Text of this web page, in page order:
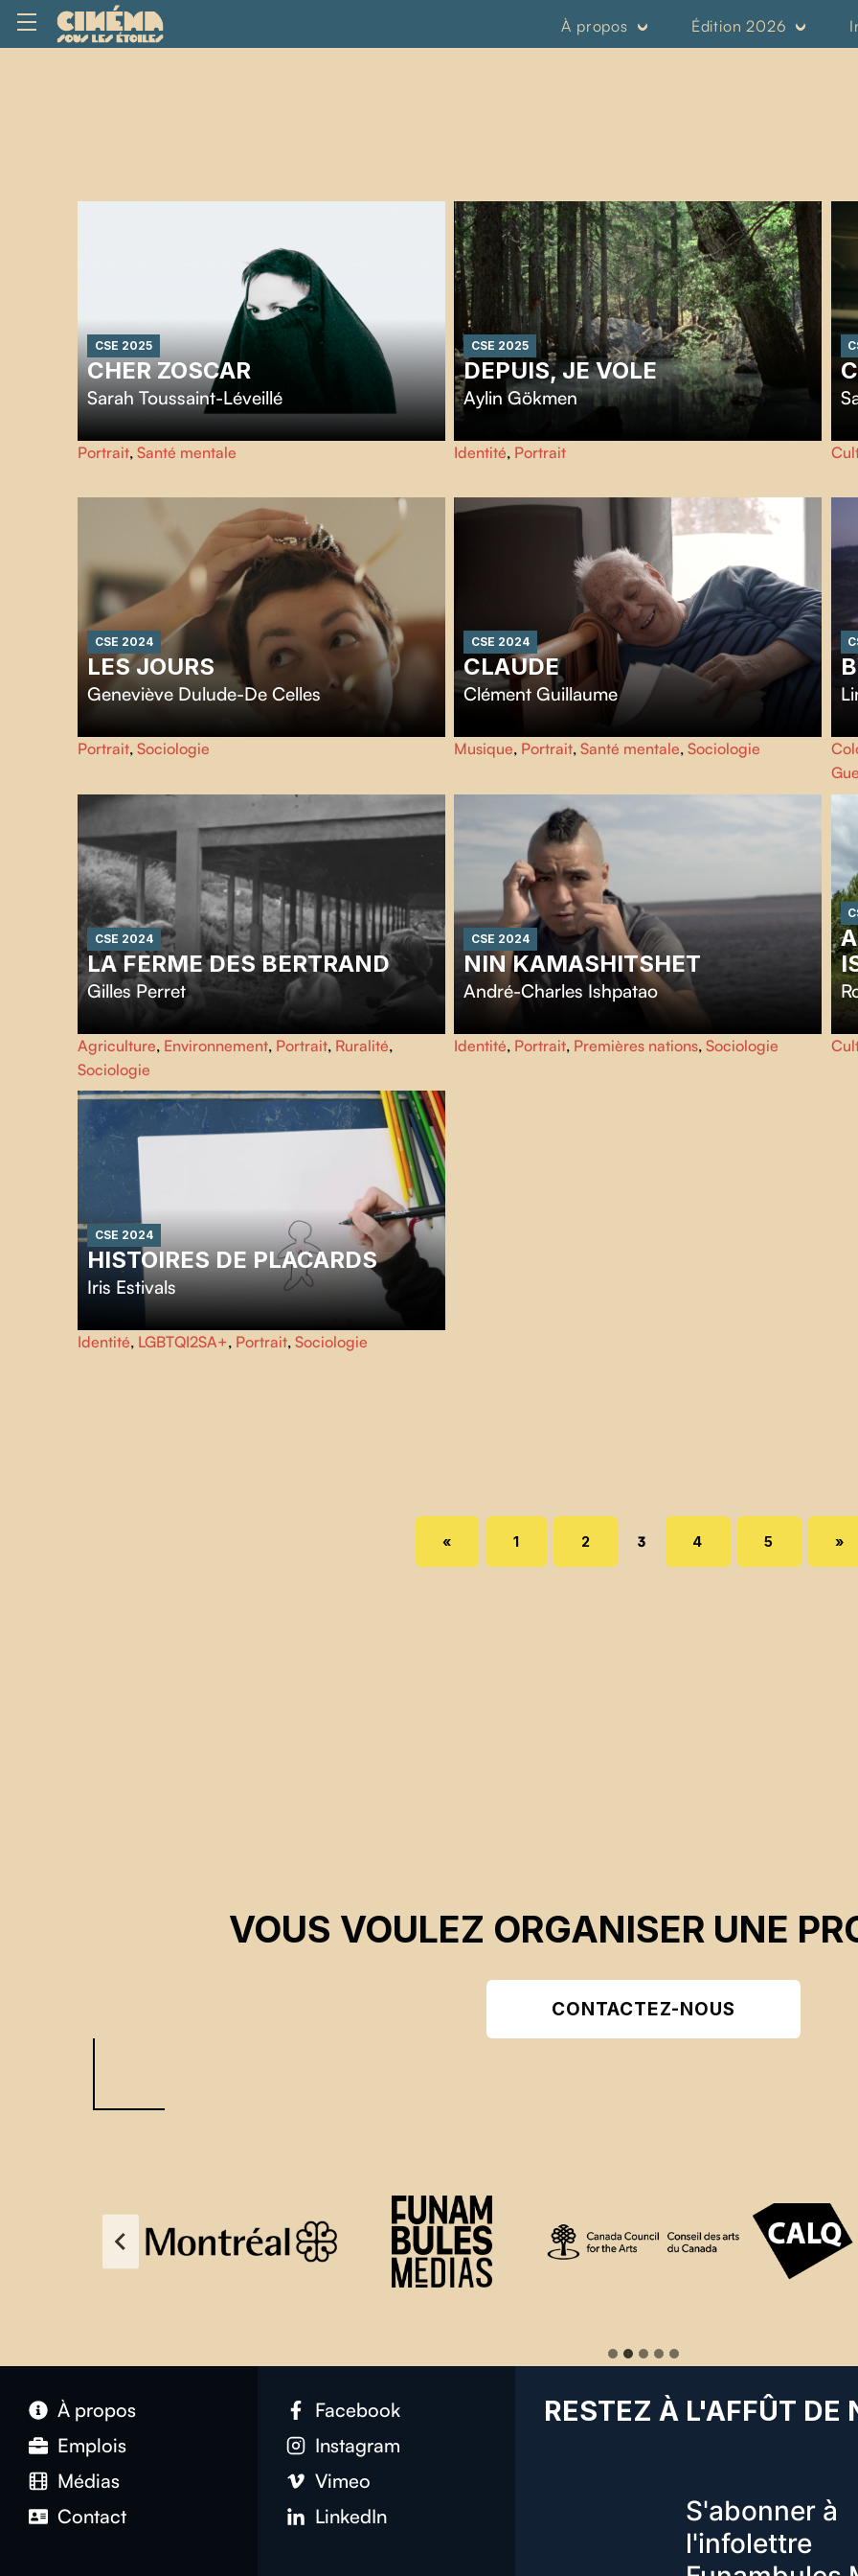
À propos Édition 2026
CSE 2025
CHER ZOSCAR
Sarah Toussaint-Léveillé
Le film Cher Zoscar est une correspondance entre le désir
de créer et la vie qui t’avale. De quoi du genre.
Portrait, Santé mentale
CSE 2025
DEPUIS, JE VOLE
Aylin Gökmen
Un Kurde nomade de 60 ans évoque son enfance
idyllique, son premier amour perdu et les abus policiers
Identité, Portrait
CSE 2024
LES JOURS
Geneviève Dulude-De Celles
Sans fausse pudeur, un regard direct et honnête sur une
jeune femme en lutte contre un cancer du sein.
Portrait, Sociologie
CSE 2024
CLAUDE
Clément Guillaume
Claude, octogénaire, trouve son quotidien ennuyeux dans
sa petite chambre. Pourtant, derrière son amertume se
maladie, l'art et la mémoire.
Musique, Portrait,Santé mentale,Sociologie
de
CSE 2024
LA FERME DES BERTRAND
Gilles Perret
Pendant 50 ans dans une ferme... Haute Savoie, 1972 : la
ferme des Bertrand, une exploitation laitière avec une
centaine d'animaux tenue par trois frères célibataires, est
filmée pour la première fois. Aujourd'hui, 25 ans plus tard,
le réalisateur-voisin reprend la caméra pour accompagner
Hélène qui, à son tour, va passer la main.
Agriculture, Environnement, Portrait, Ruralité,
Sociologie
CSE 2024
NIN KAMASHITSHET
André-Charles Ishpatao
André-Charles est un boxeur. Le sport a changé sa vie. Il
espère que son parcours en inspirera d'autres à retrouver
Identité, Portrait, Premières nations,Sociologie
CSE 2024
HISTOIRES DE PLACARDS
Iris Estivals
On ne fait pas une mais une multitude de sorties de
placards. Certaines sont plus difficiles que d'autres.
Identité, LGBTQI2SA+, Portrait, Sociologie
« PAGE:
1 PAGE:
2
Page:
3 PAGE:
4 PAGE:
5 »
VOUS VOULEZ ORGANISER UNE
CONTACTEZ-NOUS
À propos
Emplois
Médias
Contact
Facebook
Instagram
Vimeo
LinkedIn
RESTEZ À L'AFFÛT
S'abonner à
l'infolettre